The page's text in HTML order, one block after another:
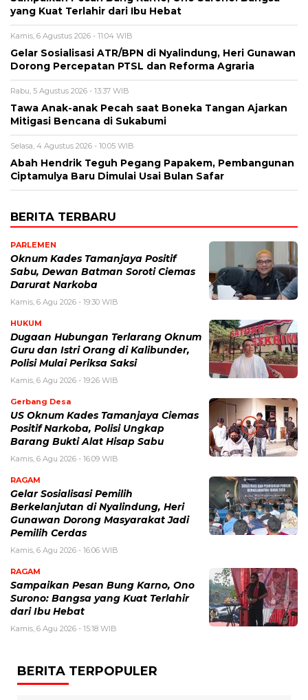
yang Kuat Terlahir dari Ibu Hebat
Kamis, 6 Agustus 2026 - 11:04 WIB
Gelar Sosialisasi ATR/BPN di Nyalindung, Heri Gunawan
Dorong Percepatan PTSL dan Reforma Agraria
Rabu, 5 Agustus 2026 - 13:37 WIB
Tawa Anak-anak Pecah saat Boneka Tangan Ajarkan
Mitigasi Bencana di Sukabumi
Selasa, 4 Agustus 2026 - 10:05 WIB
Abah Hendrik Teguh Pegang Papakem, Pembangunan
Ciptamulya Baru Dimulai Usai Bulan Safar
BERITA TERBARU
PARLEMEN
Oknum Kades Tamanjaya Positif
Sabu, Dewan Batman Soroti Ciemas
Darurat Narkoba
Kamis, 6 Agu 2026 - 19:30 WIB
HUKUM
Dugaan Hubungan Terlarang Oknum
Guru dan Istri Orang di Kalibunder,
Polisi Mulai Periksa Saksi
Kamis, 6 Agu 2026 - 19:26 WIB
Gerbang Desa
US Oknum Kades Tamanjaya Ciemas
Positif Narkoba, Polisi Ungkap
Barang Bukti Alat Hisap Sabu
Kamis, 6 Agu 2026 - 16:09 WIB
RAGAM
Gelar Sosialisasi Pemilih
Berkelanjutan di Nyalindung, Heri
Gunawan Dorong Masyarakat Jadi
Pemilih Cerdas
Kamis, 6 Agu 2026 - 16:06 WIB
RAGAM
Sampaikan Pesan Bung Karno, Ono
Surono: Bangsa yang Kuat Terlahir
dari Ibu Hebat
Kamis, 6 Agu 2026 - 15:18 WIB
BERITA TERPOPULER